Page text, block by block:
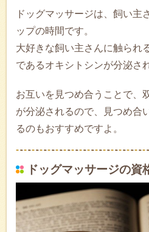
ドッグマッサージは、飼い主
ップの時間です。
大好きな飼い主さんに触られ
であるオキシトシンが分泌さ
お互いを見つめ合うことで、
が分泌されるので、見つめ合
るのもおすすめですよ。
ドッグマッサージの資